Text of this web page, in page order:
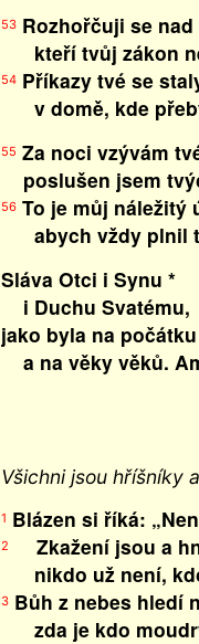
53 Rozhořčuji se
kteří tvůj zákon
54 Příkazy tvé se
v domě, kde
55 Za noci vzývám
poslušen jsem
56 To je můj náležitý
abych vždy plnil
Sláva Otci i Synu *
i Duchu Svatému,
jako byla na
a na věky věků.
Všichni jsou hříšníky
1 Blázen si říká:
2
Zkažení jsou a
nikdo už není,
3 Bůh z nebes hledí
zda je kdo